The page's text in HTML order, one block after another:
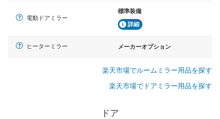
電動ドアミラー
標準装備
詳細
ヒーターミラー メーカーオプション
楽天市場でルームミラー用品を探す
楽天市場でドアミラー用品を探す
ドア